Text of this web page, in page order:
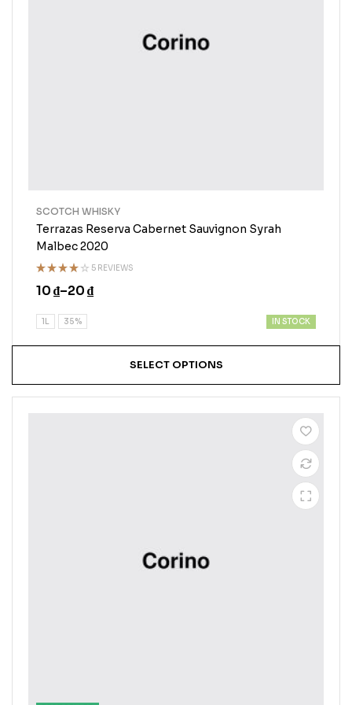
Terrazas Reserva Cabernet Sauvignon Syrah
Malbec 2020
Rated
4.00out
5 REVIEWS
SCOTCH WHISKY
10₫–20₫
1L 35% IN STOCK
SELECT OPTIONS